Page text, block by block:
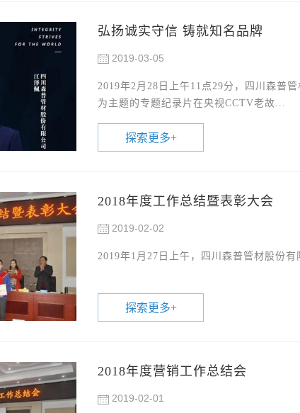
弘扬诚实守信 铸就知名品牌
2019-03-05
2019年2月28日上午11点29分，四川森普
为主题的专题纪录片在央视CCTV老故...
探索更多+
2018年度工作总结暨表彰大会
2019-02-02
2019年1月27日上午，四川森普管材股份
探索更多+
2018年度营销工作总结会
2019-02-01